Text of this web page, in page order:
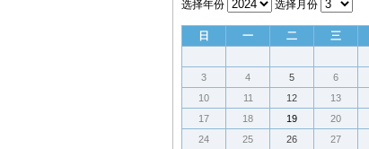
选择年份 选择月份
日 一 二 三
3
4 5 6
10
11 12 13
17
18 19 20
24
25 26 27